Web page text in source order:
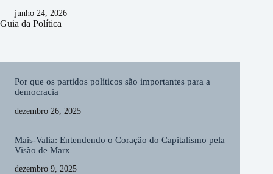
junho 24, 2026
Guia da Política
Por que os partidos políticos são importantes para a
democracia
dezembro 26, 2025
Mais-Valia: Entendendo o Coração do Capitalismo pela
Visão de Marx
dezembro 9, 2025